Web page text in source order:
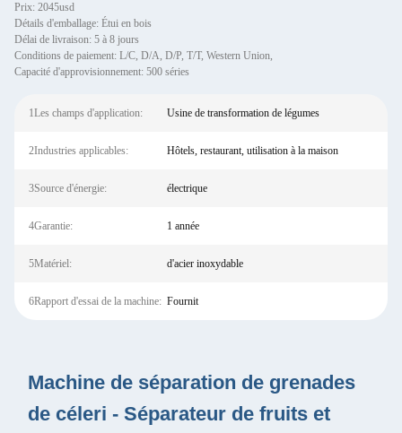
Prix: 2045usd
Détails d'emballage: Étui en bois
Délai de livraison: 5 à 8 jours
Conditions de paiement: L/C, D/A, D/P, T/T, Western Union,
Capacité d'approvisionnement: 500 séries
1Les champs d'application: Usine de transformation de légumes
2Industries applicables: Hôtels, restaurant, utilisation à la maison
3Source d'énergie: électrique
4Garantie: 1 année
5Matériel: d'acier inoxydable
6Rapport d'essai de la machine: Fournit
Machine de séparation de grenades
de céleri - Séparateur de fruits et